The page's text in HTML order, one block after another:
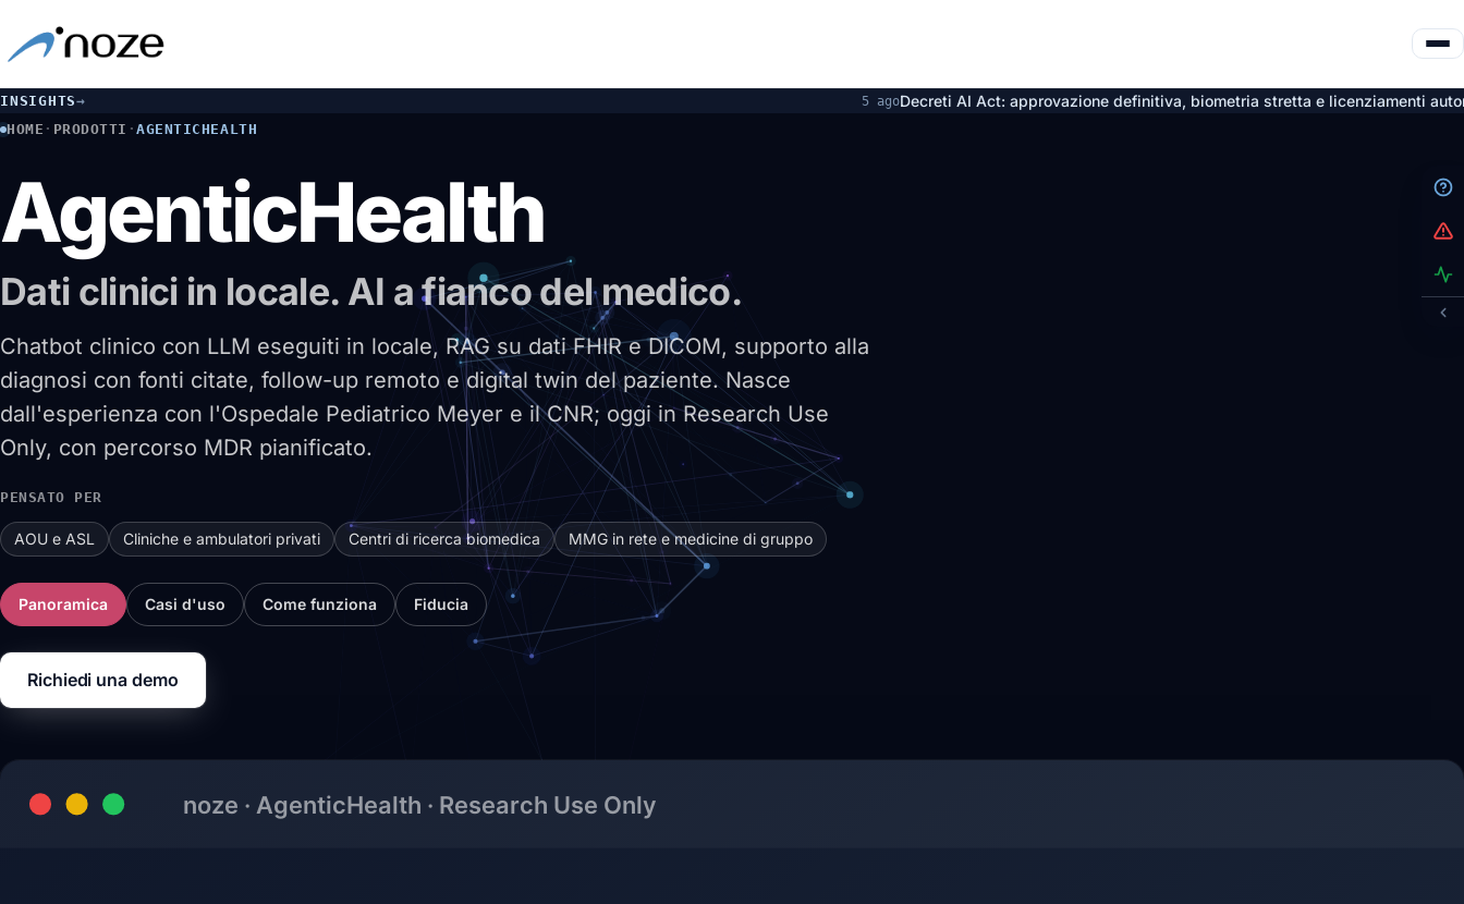
INSIGHTS→ Decreti AI Act: approvazione definitiva, biometria stretta e licenziamenti automatici nulli4
HOME · PRODOTTI ·AGENTICHEALTH
AgenticHealth
Dati clinici in locale. AI a fianco del medico.
Chatbot clinico con LLM eseguiti in locale, RAG su dati FHIR e DICOM, supporto alla
diagnosi con fonti citate, follow-up remoto e digital twin del paziente. Nasce
dall'esperienza con l'Ospedale Pediatrico Meyer e il CNR; oggi in Research Use
Only, con percorso MDR pianificato.
PENSATO PER
AOU e ASL Cliniche e ambulatori privati Centri di ricerca biomedica MMG in rete e medicine di gruppo
Panoramica Casi d'uso Come funziona Fiducia
Richiedi una demo